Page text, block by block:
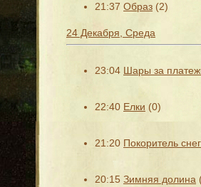
21:37 Образ (2)
24 Декабря, Среда
23:04 Шары за
22:40 Елки (0)
21:20 Покоритель
20:15 Зимняя долина